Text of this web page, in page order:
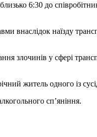
6:30 до
внаслідок наїзду
злочинів у сфері
житель одного із
сп’яніння.